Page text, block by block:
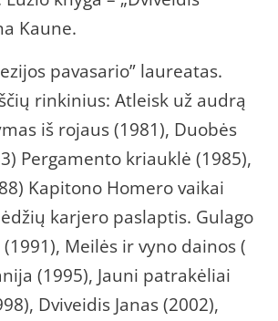
Kaune.
pavasario” laureatas.
rinkinius: Atleisk už audrą
iš rojaus (1981), Duobės
Pergamento kriauklė (1985),
Kapitono Homero vaikai
karjero paslaptis. Gulago
Meilės ir vyno dainos (
(1995), Jauni patrakėliai
Dviveidis Janas (2002),